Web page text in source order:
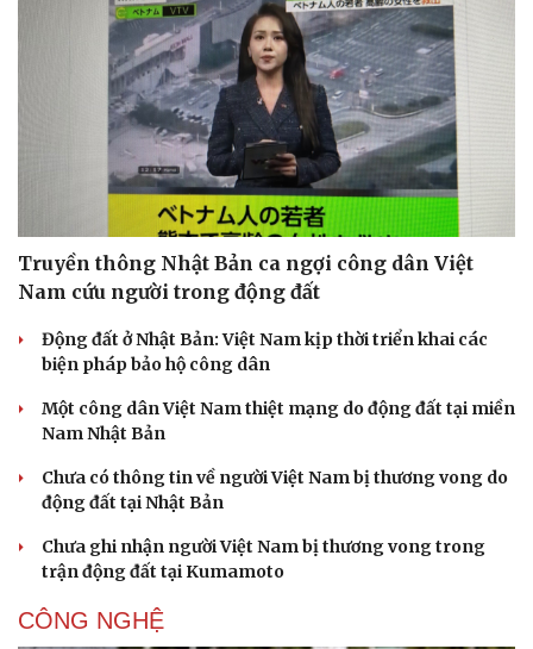
Truyền thông Nhật Bản ca ngợi công dân Việt
Nam cứu người trong động đất
Động đất ở Nhật Bản: Việt Nam kịp thời triển khai các
biện pháp bảo hộ công dân
Một công dân Việt Nam thiệt mạng do động đất tại miền
Nam Nhật Bản
Chưa có thông tin về người Việt Nam bị thương vong do
động đất tại Nhật Bản
Chưa ghi nhận người Việt Nam bị thương vong trong
trận động đất tại Kumamoto
CÔNG NGHỆ